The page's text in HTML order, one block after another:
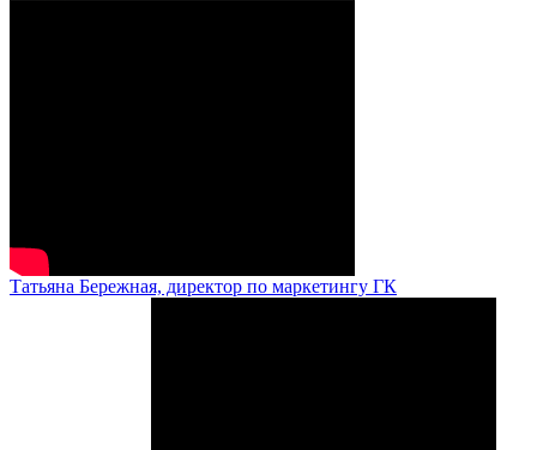
Татьяна Бережная, директор по маркетингу ГК